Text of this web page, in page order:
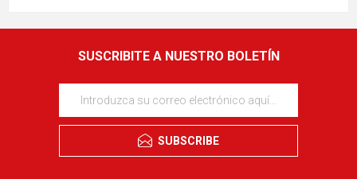
SUSCRIBITE A NUESTRO BOLETÍN
SUBSCRIBE